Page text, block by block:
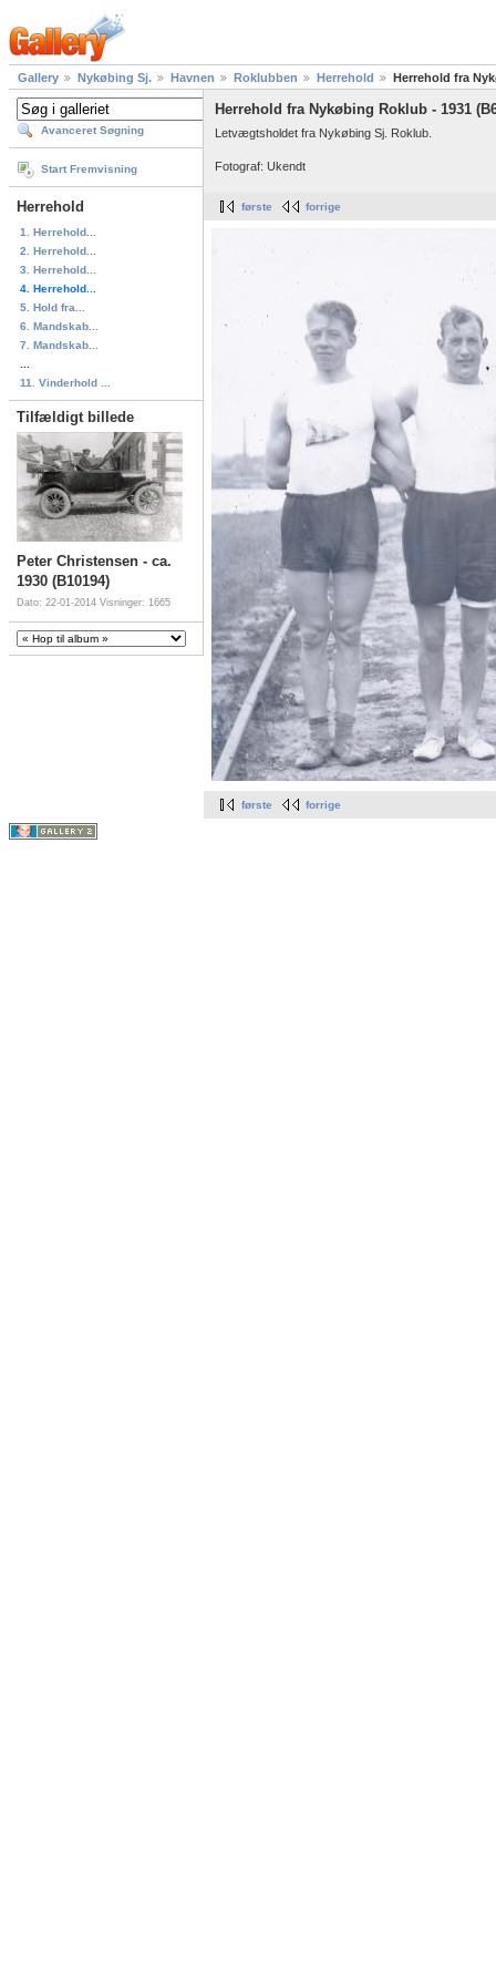
Gallery Nykøbing Sj. Havnen Roklubben Herrehold Herrehold fra
Avanceret Søgning
Start Fremvisning
Herrehold
1. Herrehold...
2. Herrehold...
3. Herrehold...
4. Herrehold...
5. Hold fra...
6. Mandskab...
7. Mandskab...
11. Vinderhold ...
Tilfældigt billede
Peter Christensen - ca.
1930 (B10194)
Dato: 22-01-2014 Visninger: 1665
Herrehold fra Nykøbing Roklub - 1931
Letvægtsholdet fra Nykøbing Sj. Roklub.
Fotograf: Ukendt
første forrige
første forrige